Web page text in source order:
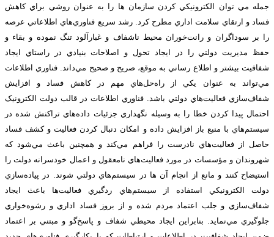
جمله مي توان الكترونيكي كردن سازمان ها را به عنوان روشي براي كاهش
فساد و ارتقاي سلامت اداري مطرح كرد. رشد سريع فناوري‌هاي اطلاعاتي عرصه
را بر سوداگران و رانت‌خوران محيط ناشفاف و غبارآلود تنگ نموده و بقاء و
حفظ مديريت دولتي را در ايجاد تحول و اصلاحات بنيادي در راستاي ايجاد
شفافيت بيشتر و اطلاع رساني به موقع، صريح و صحيح مي‌داند. فناوري اطلاعات
مي‌تواند به عنوان يکي از راه‌حل‌هاي مهم در کاهش فساد و افزايش
شفاف‌سازي فعاليت‌هاي دولتي باشد. فناوري اطلاعات در قالب دولت الکترونيک
احتمال پيدا کردن خطا را به وسيله نگهداري جزئيات داده‌هاي تراکنش شده در
سيستم‌هاي با منبع باز افزايش داده و امکان دنبال کردن فعاليت و کشف فساد
حاصل از فعاليت‌هاي نادرست را فراهم مي‌کند و همچنين باعث مي‌شود که
شهروندان و مؤسسات در مورد فعاليت‌هاي نامعقول و اعمال خودسرانه دولت را
استيضاح کنند و مانع از انجام آن ها در سيستم‌هاي دولتي شوند. در پياد‌ه‌سازي
دولت الکترونيکي استفاده از سيستم‌هاي ردگيري فعاليت‌ها باعث ايجاد
شفاف‌سازي و جلب اعتماد مردم شده و از بروز فساد اداري و رشوه‌خواري
جلوگيري مي‌نمايد. بنابراين ايجاد محيطي شفاف و پاسخ‌گو و مبتني بر اعتماد